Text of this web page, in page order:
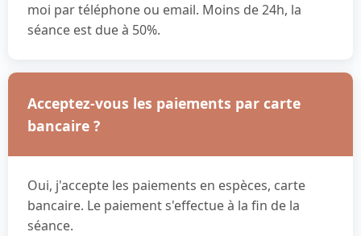
moi par téléphone ou email. Moins de 24h, la
séance est due à 50%.
Acceptez-vous les paiements par carte
bancaire ?
Oui, j'accepte les paiements en espèces, carte
bancaire. Le paiement s'effectue à la fin de la
séance.